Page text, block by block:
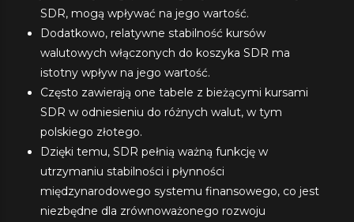
SDR, mogą wpływać na jego wartość.
Dodatkowo, relatywne stabilność kursów
walutowych włączonych do koszyka SDR ma
istotny wpływ na jego wartość.
Często zawierają one tabele z bieżącymi kursami
SDR w odniesieniu do różnych walut, w tym
polskiego złotego.
Dzięki temu, SDR pełnią ważną funkcję w
utrzymaniu stabilności i płynności
międzynarodowego systemu finansowego, co jest
niezbędne dla zrównoważonego rozwoju